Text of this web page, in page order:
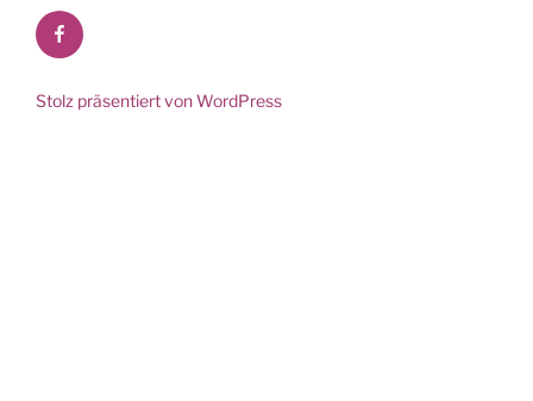
Facebook
Stolz präsentiert von WordPress